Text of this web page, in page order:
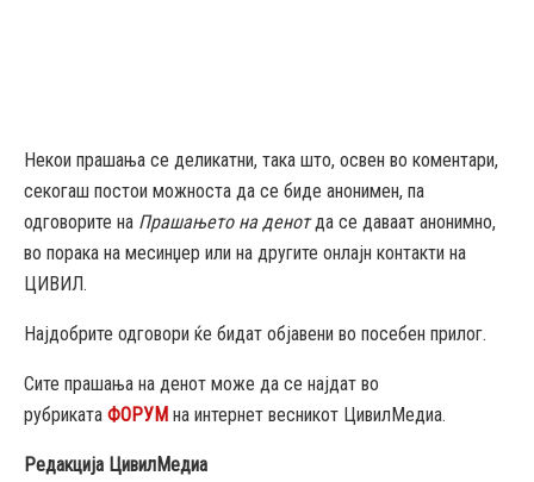
Некои прашања се деликатни, така што, освен во коментари,
секогаш постои можноста да се биде анонимен, па
одговорите на Прашањето на денотда се даваат анонимно,
во порака на месинџер или на другите онлајн контакти на
ЦИВИЛ.
Најдобрите одговори ќе бидат објавени во посебен прилог.
Сите прашања на денот може да се најдат во
рубриката ФОРУМ на интернет весникот ЦивилМедиа.
Редакција ЦивилМедиа